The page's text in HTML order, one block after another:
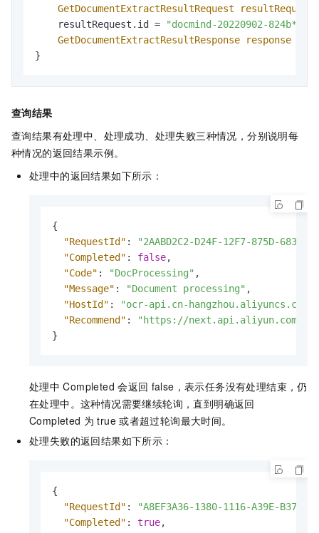
GetDocumentExtractResultRequest
resultRequest
    resultRequest.id =
"docmind-20220902-824b****"
GetDocumentExtractResultResponse
response
}
查询结果
查询结果有处理中、处理成功、处理失败三种情况，分别说明每
种情况的返回结果示例。
处理中的返回结果如下所示：
{
"RequestId" :
"2AABD2C2-D24F-12F7-875D-
"Completed" : false,
"Code" : "DocProcessing" ,
"Message" : "Document processing" ,
"HostId" : "ocr-api.cn-hangzhou.aliyuncs.com"
"Recommend" :
"https://next.api.aliyun.com/
}
处理中 Completed 会返回 false，表示任务没有处理结束，仍
在处理中。这种情况需要继续轮询，直到明确返回
Completed 为 true 或者超过轮询最大时间。
处理失败的返回结果如下所示：
{
"RequestId" :
"A8EF3A36-1380-1116-A39E-
"Completed" : true,